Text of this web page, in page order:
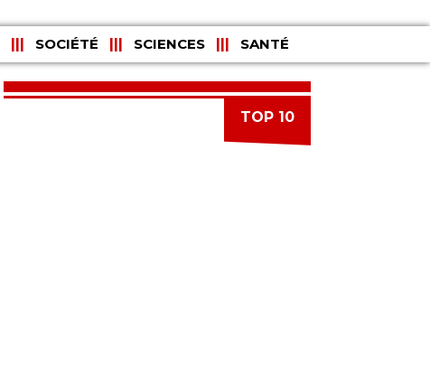
SOCIÉTÉ SCIENCES SANTÉ
TOP 10